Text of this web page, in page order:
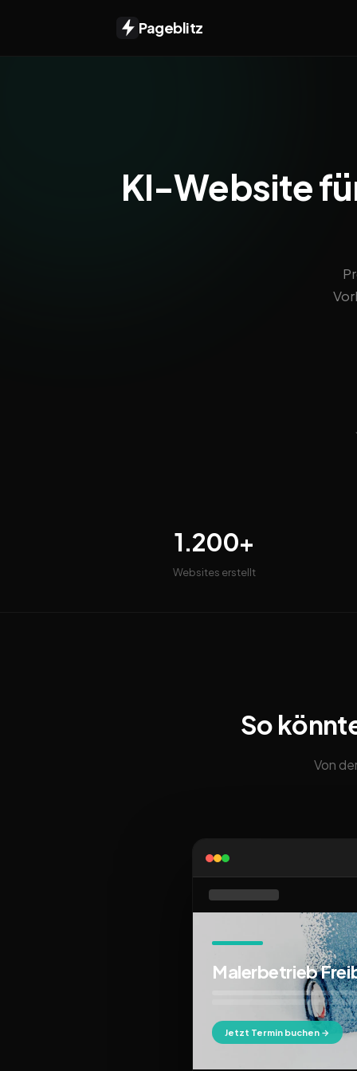
Pageblitz
KI-Website
1.200+
Websites erstellt
So
Von
Malerbetrieb
Jetzt Termin buchen →